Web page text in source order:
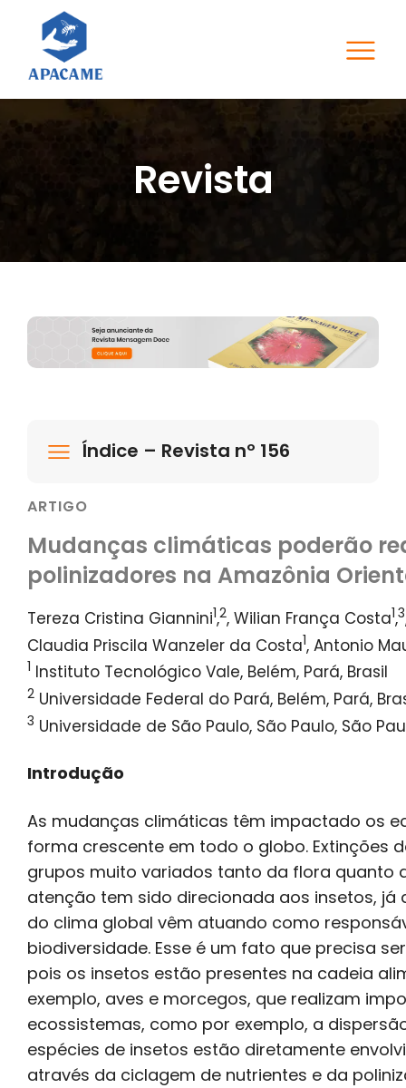
Revista
Índice – Revista nº 156
ARTIGO
Mudanças climáticas poderão
polinizadores na Amazônia
Tereza Cristina Giannini1,2, Wilian França Costa1,3
Claudia Priscila Wanzeler da Costa1, Antonio
1 Instituto Tecnológico Vale, Belém, Pará, Brasil
2 Universidade Federal do Pará, Belém, Pará,
3 Universidade de São Paulo, São Paulo, São
Introdução
As mudanças climáticas têm impactado os
forma crescente em todo o globo. Extinções
grupos muito variados tanto da flora quanto
atenção tem sido direcionada aos insetos,
do clima global vêm atuando como
biodiversidade. Esse é um fato que precisa
pois os insetos estão presentes na cadeia
exemplo, aves e morcegos, que realizam
ecossistemas, como por exemplo, a
espécies de insetos estão diretamente
através da ciclagem de nutrientes e da